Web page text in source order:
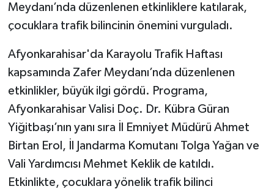
Meydanı’nda düzenlenen etkinliklere katılarak,
çocuklara trafik bilincinin önemini vurguladı.
Afyonkarahisar'da Karayolu Trafik Haftası
kapsamında Zafer Meydanı’nda düzenlenen
etkinlikler, büyük ilgi gördü. Programa,
Afyonkarahisar Valisi Doç. Dr. Kübra Güran
Yiğitbaşı’nın yanı sıra İl Emniyet Müdürü Ahmet
Birtan Erol, İl Jandarma Komutanı Tolga Yağan ve
Vali Yardımcısı Mehmet Keklik de katıldı.
Etkinlikte, çocuklara yönelik trafik bilinci